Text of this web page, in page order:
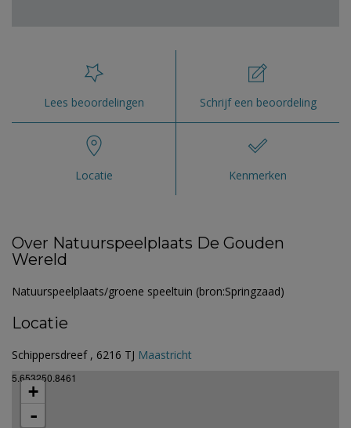
Lees beoordelingen Schrijf een beoordeling
Locatie Kenmerken
Over Natuurspeelplaats De Gouden
Wereld
Natuurspeelplaats/groene speeltuin (bron:Springzaad)
Locatie
Schippersdreef , 6216 TJ Maastricht
5.653250.8461
+
-